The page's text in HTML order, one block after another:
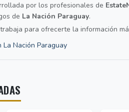
por los profesionales de
de La Nación Paraguay.
para ofrecerte la información
Nación Paraguay